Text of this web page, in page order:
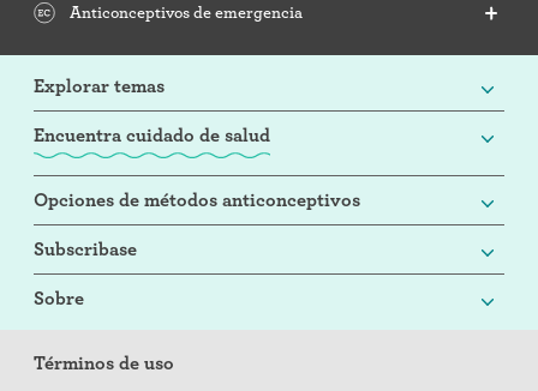
Anticonceptivos de emergencia
Explorar temas
Encuentra cuidado de salud
Opciones de métodos anticonceptivos
Subscribase
Sobre
Términos de uso